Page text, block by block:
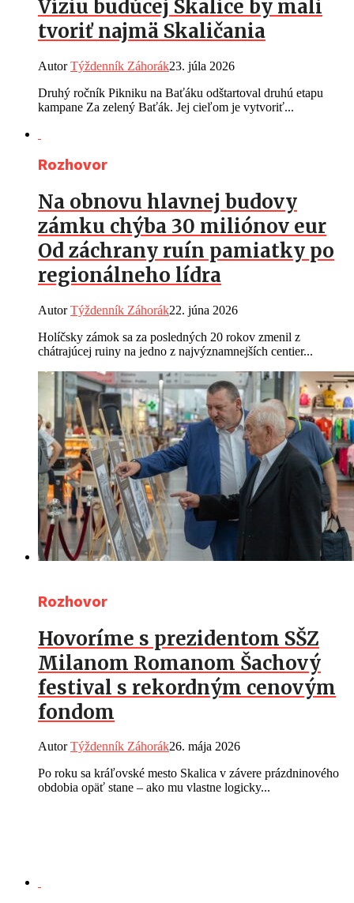
Víziu budúcej Skalice by mali
tvoriť najmä Skaličania
AutorTýždenník Záhorák23. júla 2026
Druhý ročník Pikniku na Baťáku odštartoval druhú etapu
kampane Za zelený Baťák. Jej cieľom je vytvoriť...
Rozhovor
Na obnovu hlavnej budovy
zámku chýba 30 miliónov eur
Od záchrany ruín pamiatky po
regionálneho lídra
AutorTýždenník Záhorák22. júna 2026
Holíčsky zámok sa za posledných 20 rokov zmenil z
chátrajúcej ruiny na jedno z najvýznamnejších centier...
Rozhovor
Hovoríme s prezidentom SŠZ
Milanom Romanom Šachový
festival s rekordným cenovým
fondom
AutorTýždenník Záhorák26. mája 2026
Po roku sa kráľovské mesto Skalica v závere prázdninového
obdobia opäť stane – ako mu vlastne logicky...